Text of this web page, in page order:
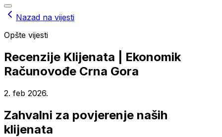
Nazad na vijesti
Opšte vijesti
Recenzije Klijenata | Ekonomik
Računovođe Crna Gora
2. feb 2026.
Zahvalni za povjerenje naših
klijenata